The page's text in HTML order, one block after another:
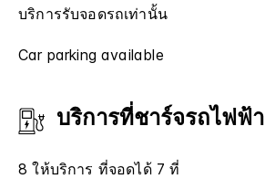
บริการรับจอดรถเท่านั้น
Car parking available
บริการที่ชาร์จรถไฟฟ้า
8 ให้บริการ ที่จอดได้ 7 ที่